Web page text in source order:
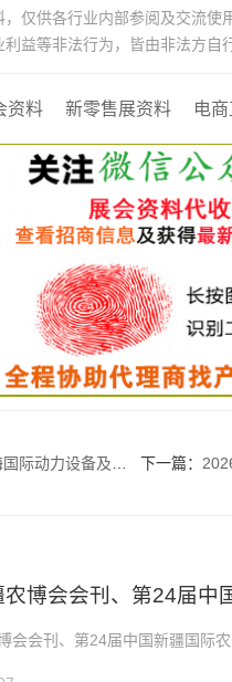
，仅供各行业内部参阅及交流
利益等非法行为，皆由非法方自
资料 新零售展资料 电
机组展览会参展商名录 下一篇： 2026
博会会刊、第24届中
会会刊、第24届中国新疆国际
际会展中心2026第24届中国新疆